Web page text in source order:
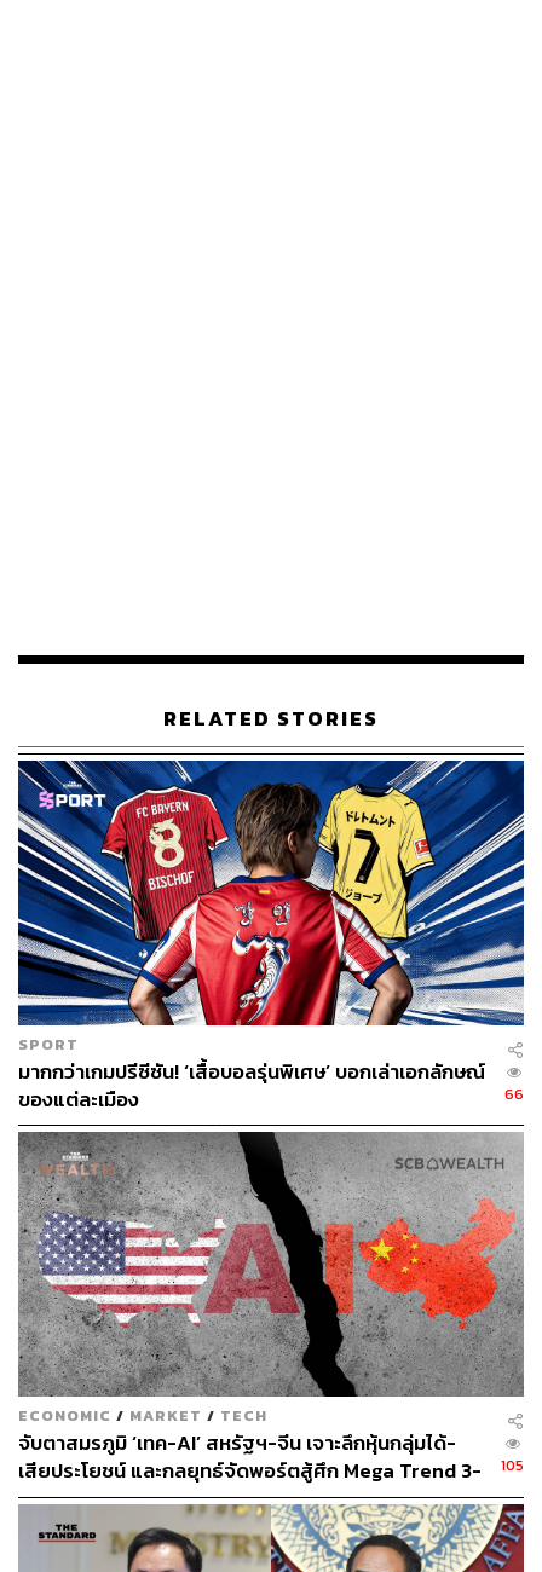
RELATED STORIES
SPORT
มากกว่าเกมปรีซีซัน! ‘เสื้อบอลรุ่นพิเศษ’ บอกเล่าเอกลักษณ์
ของแต่ละเมือง
66
ECONOMIC / MARKET / TECH
จับตาสมรภูมิ ‘เทค-AI’ สหรัฐฯ-จีน เจาะลึกหุ้นกลุ่มได้-
เสียประโยชน์ และกลยุทธ์จัดพอร์ตสู้ศึก Mega Trend 3-
5 ปีข้างหน้า
105